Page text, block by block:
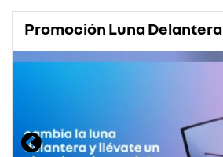
Promoción Luna Delantera